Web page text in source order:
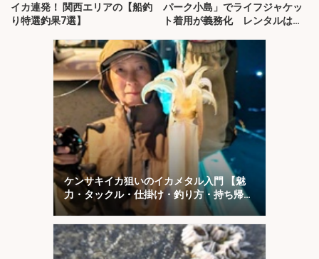
イカ連発！ 関西エリアの【船釣
り特選釣果7選】
パーク小島」でライフジャケッ
ト着用が義務化 レンタルはオ
ケンサキイカ狙いのイカメタル入門 【魅
力・タックル・仕掛け・釣り方・持ち帰り
方を解説】